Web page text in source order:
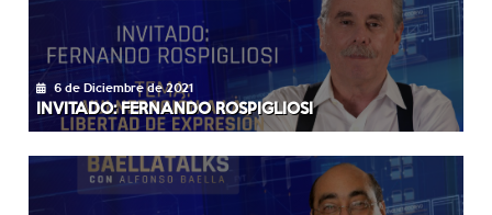
6 de Diciembre de 2021
INVITADO: FERNANDO ROSPIGLIOSI